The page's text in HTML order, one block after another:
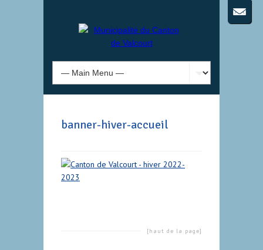
banner-hiver-accueil
[haut de la page]